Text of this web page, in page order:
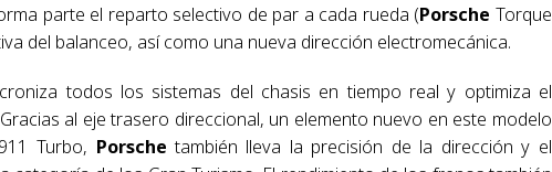
parte el reparto selectivo de par a cada rueda (Porsche Torque
del balanceo, así como una nueva dirección electromecánica.
todos los sistemas del chasis en tiempo real y optimiza el
al eje trasero direccional, un elemento nuevo en este modelo
Turbo, Porsche también lleva la precisión de la dirección y el